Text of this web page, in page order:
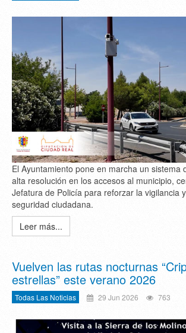
El Ayuntamiento pone en marcha un sistema
alta resolución en los accesos al municipio,
Jefatura de Policía para reforzar la vigilancia
seguridad ciudadana.
Leer más...
Vuelven las rutas nocturnas
estrellas” este verano 2026
Todas Las Noticias 29 Jun 2026 763